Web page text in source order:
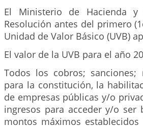
El Ministerio de Hacienda y
Resolución antes del primero
Unidad de Valor Básico (UVB)
El valor de la UVB para el año
Todos los cobros;
para la constitución, la
de empresas públicas y/o
ingresos para acceder y/o ser
montos máximos